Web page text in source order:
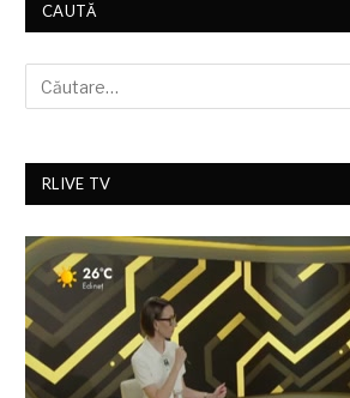
CAUTĂ
RLIVE TV